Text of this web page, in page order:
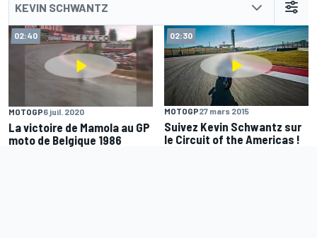
KEVIN SCHWANTZ
02:40
MOTOGP6 juil. 2020
La victoire de Mamola au GP
moto de Belgique 1986
02:30
MOTOGP27 mars 2015
Suivez Kevin Schwantz sur
le Circuit of the Americas !